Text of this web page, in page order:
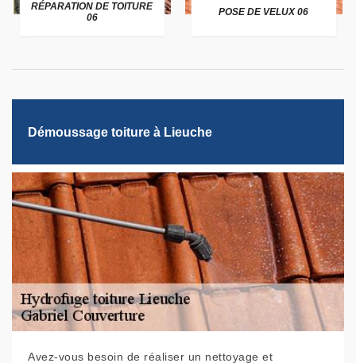
RÉPARATION DE TOITURE
06
POSE DE VELUX 06
Démoussage toiture à Lieuche
Avez-vous besoin de réaliser un nettoyage et